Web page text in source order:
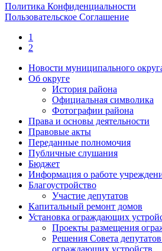
Политика Конфиденциальности
Пользовательское Соглашение
1
2
Новости муниципального
Об округе
История района
Официальная символика
Фотографии района
Права и основы деятельности
Правовые акты
Переданные полномочия
Публичные слушания
Бюджет
Информация о работе
Благоустройство
Участие депутатов
Капитальный ремонт домов
Установка ограждающих
Проекты размещения
Решения Совета
ограждающих устройств